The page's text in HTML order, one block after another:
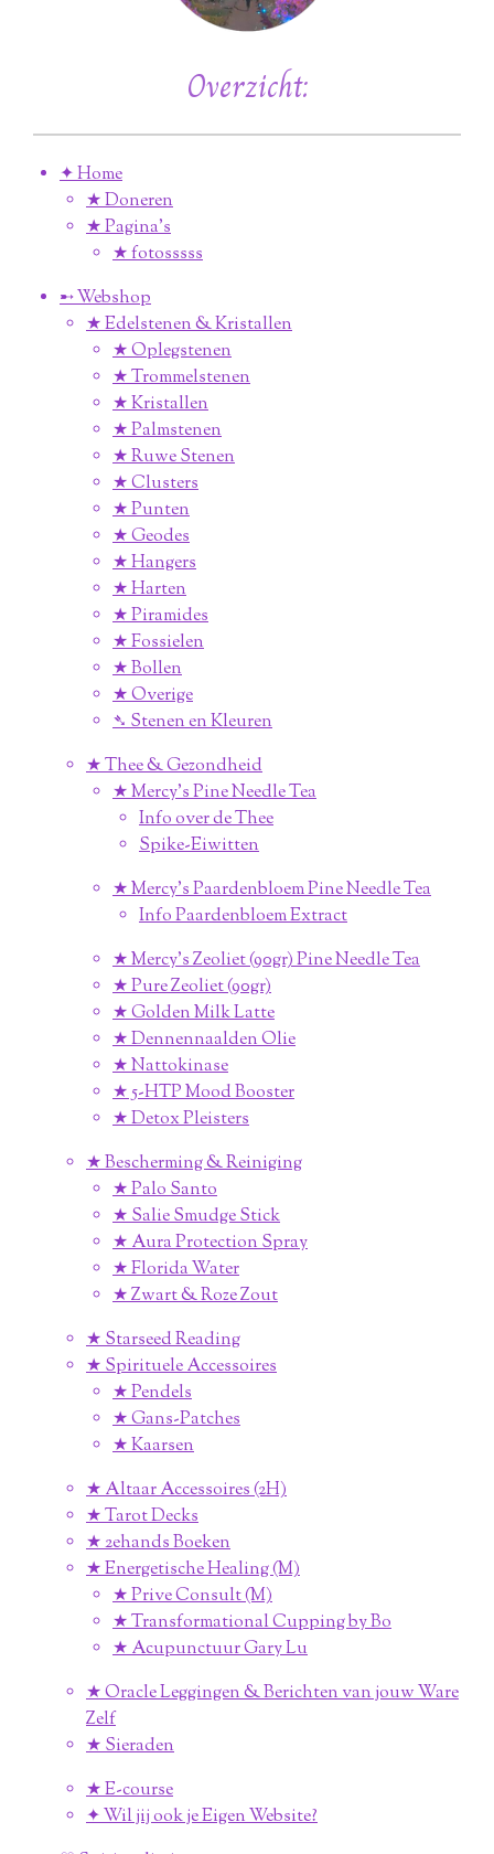
Overzicht:
✦ Home
★ Doneren
★ Pagina’s
★ fotosssss
➸ Webshop
★ Edelstenen & Kristallen
★ Oplegstenen
★ Trommelstenen
★ Kristallen
★ Palmstenen
★ Ruwe Stenen
★ Clusters
★ Punten
★ Geodes
★ Hangers
★ Harten
★ Piramides
★ Fossielen
★ Bollen
★ Overige
➴ Stenen en Kleuren
★ Thee & Gezondheid
★ Mercy's Pine Needle Tea
Info over de Thee
Spike-Eiwitten
★ Mercy's Paardenbloem Pine Needle Tea
Info Paardenbloem Extract
★ Mercy's Zeoliet (90gr) Pine Needle Tea
★ Pure Zeoliet (90gr)
★ Golden Milk Latte
★ Dennennaalden Olie
★ Nattokinase
★ 5-HTP Mood Booster
★ Detox Pleisters
★ Bescherming & Reiniging
★ Palo Santo
★ Salie Smudge Stick
★ Aura Protection Spray
★ Florida Water
★ Zwart & Roze Zout
★ Starseed Reading
★ Spirituele Accessoires
★ Pendels
★ Gans-Patches
★ Kaarsen
★ Altaar Accessoires (2H)
★ Tarot Decks
★ 2ehands Boeken
★ Energetische Healing (M)
★ Prive Consult (M)
★ Transformational Cupping by Bo
★ Acupunctuur Gary Lu
★ Oracle Leggingen & Berichten van jouw Ware
Zelf
★ Sieraden
★ E-course
✦ Wil jij ook je Eigen Website?